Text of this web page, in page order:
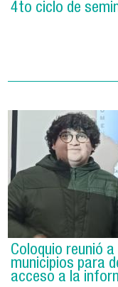
4to ciclo de
Coloquio reunió
municipios para
acceso a la